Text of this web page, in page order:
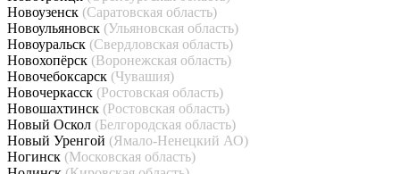
Новоузенск (Саратовская область)
Новоульяновск (Ульяновская область)
Новоуральск (Свердловская область)
Новохопёрск (Воронежская область)
Новочебоксарск (Чувашия)
Новочеркасск (Ростовская область)
Новошахтинск (Ростовская область)
Новый Оскол (Белгородская область)
Новый Уренгой (Ямало-Ненецкий АО)
Ногинск (Московская область)